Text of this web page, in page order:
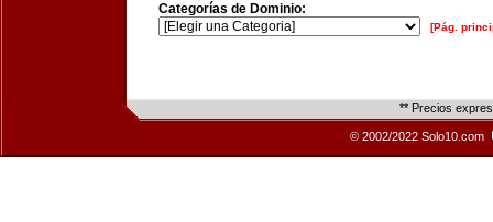
Categorías de Dominio:
[Pág.
** Precios
© 2002/2022 Solo10.com